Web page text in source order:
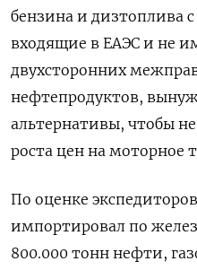
бензина и дизтоплива с
входящие в ЕАЭС и не
двухсторонних
нефтепродуктов,
альтернативы, чтобы
роста цен на моторное
По оценке
импортировал по
800.000 тонн нефти,